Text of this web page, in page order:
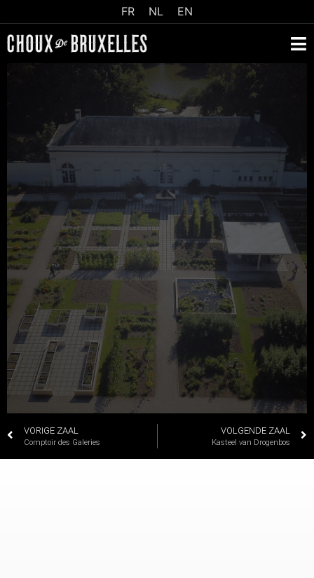
FR NL EN
VORIGE ZAAL
Comptoir des Galeries
VOLGENDE ZAAL
Kasteel van Drogenbos